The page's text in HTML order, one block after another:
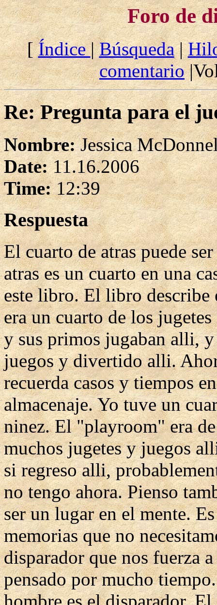
Foro de
[Índice|Búsqueda|
comentario
Re: Pregunta para el
Nombre:Jessica
Date:11.16.2006
Time:12:39
Respuesta
El cuarto de atras puede
atras es un cuarto en una
este libro. El libro describe
era un cuarto de los
y sus primos jugaban alli,
juegos y divertido alli.
recuerda casos y tiempos
almacenaje. Yo tuve un
ninez. El "playroom" era
muchos jugetes y juegos
si regreso alli,
no tengo ahora. Pienso
ser un lugar en el mente.
memorias que no
disparador que nos fuerza
pensado por mucho
hombre es el disparador.